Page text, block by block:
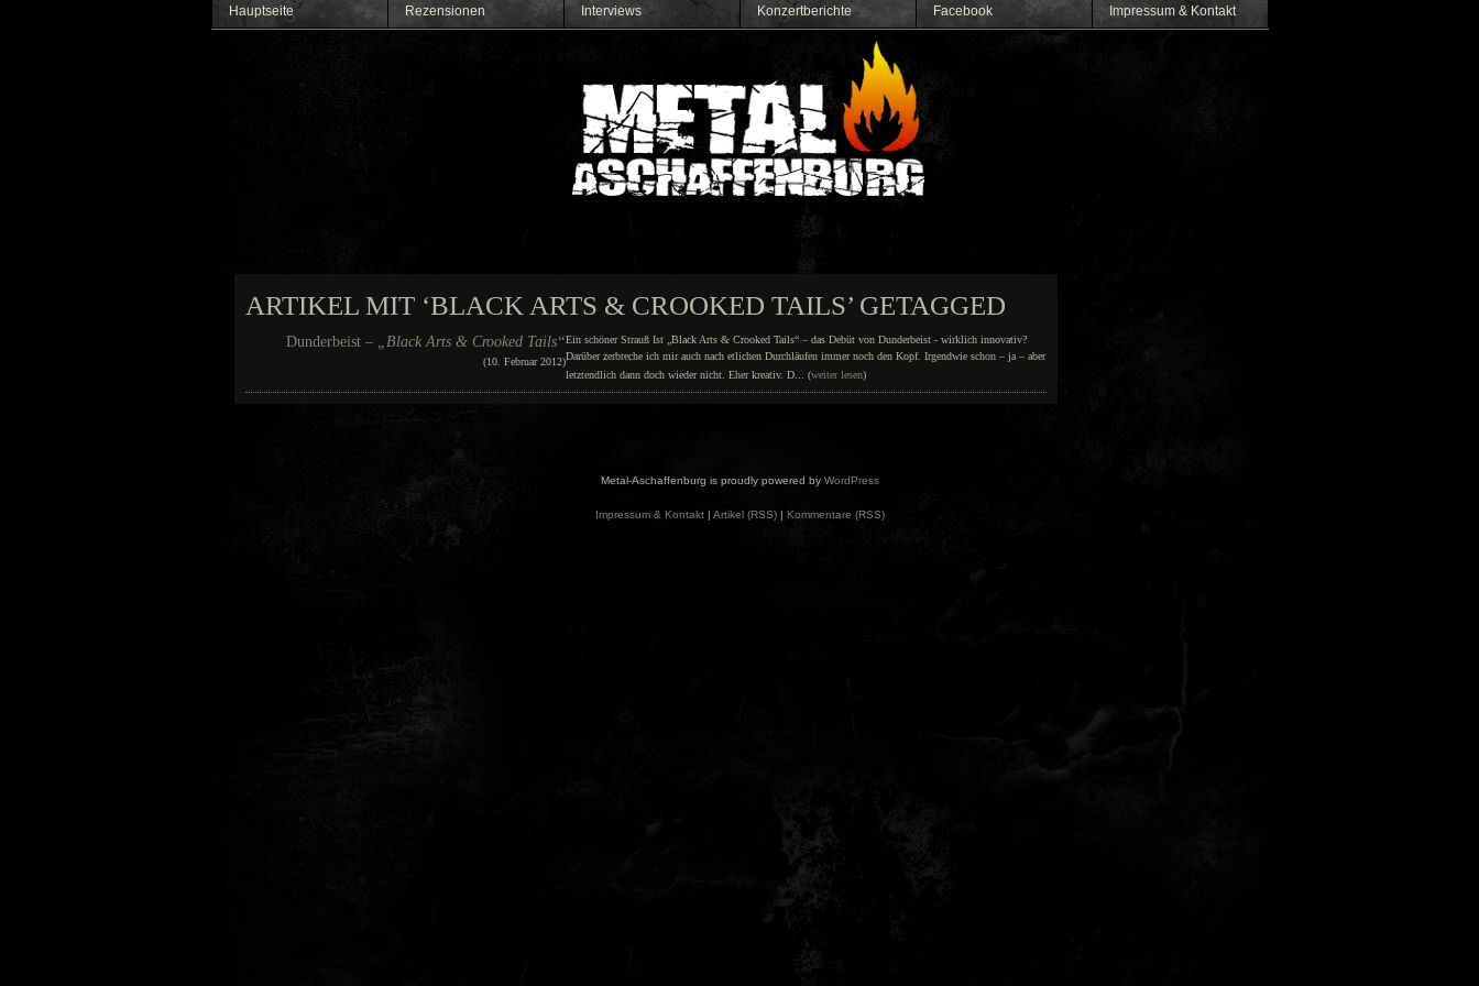
Hauptseite Rezensionen Interviews Konzertberichte Facebook Impressum & Kontakt
ARTIKEL MIT ‘BLACK ARTS & CROOKED TAILS’ GETAGGED
Dunderbeist – „Black Arts & Crooked Tails“
(10. Februar 2012)
Ein schöner Strauß Ist „Black Arts & Crooked Tails“ – das Debüt von Dunderbeist - wirklich innovativ?
Darüber zerbreche ich mir auch nach etlichen Durchläufen immer noch den Kopf. Irgendwie schon – ja – aber
letztendlich dann doch wieder nicht. Eher kreativ. D... (weiter lesen)
Metal-Aschaffenburg is proudly powered by WordPress
Impressum & Kontakt| Artikel (RSS)| Kommentare (RSS)